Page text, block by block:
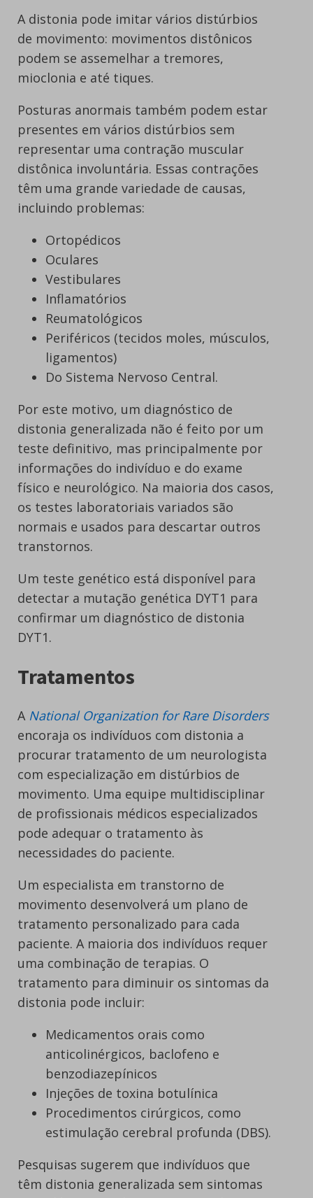
A distonia pode imitar vários distúrbios
de movimento: movimentos distônicos
podem se assemelhar a tremores,
mioclonia e até tiques.
Posturas anormais também podem estar
presentes em vários distúrbios sem
representar uma contração muscular
distônica involuntária. Essas contrações
têm uma grande variedade de causas,
incluindo problemas:
Ortopédicos
Oculares
Vestibulares
Inflamatórios
Reumatológicos
Periféricos (tecidos moles, músculos,
ligamentos)
Do Sistema Nervoso Central.
Por este motivo, um diagnóstico de
distonia generalizada não é feito por um
teste definitivo, mas principalmente por
informações do indivíduo e do exame
físico e neurológico. Na maioria dos casos,
os testes laboratoriais variados são
normais e usados para descartar outros
transtornos.
Um teste genético está disponível para
detectar a mutação genética DYT1 para
confirmar um diagnóstico de distonia
DYT1.
Tratamentos
A National Organization for Rare Disorders
encoraja os indivíduos com distonia a
procurar tratamento de um neurologista
com especialização em distúrbios de
movimento. Uma equipe multidisciplinar
de profissionais médicos especializados
pode adequar o tratamento às
necessidades do paciente.
Um especialista em transtorno de
movimento desenvolverá um plano de
tratamento personalizado para cada
paciente. A maioria dos indivíduos requer
uma combinação de terapias. O
tratamento para diminuir os sintomas da
distonia pode incluir:
Medicamentos orais como
anticolinérgicos, baclofeno e
benzodiazepínicos
Injeções de toxina botulínica
Procedimentos cirúrgicos, como
estimulação cerebral profunda (DBS).
Pesquisas sugerem que indivíduos que
têm distonia generalizada sem sintomas